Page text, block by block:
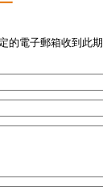
的電子郵箱收到此